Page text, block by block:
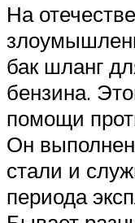
На
бак шланг
бензина.
помощи
Он
стали и
периода